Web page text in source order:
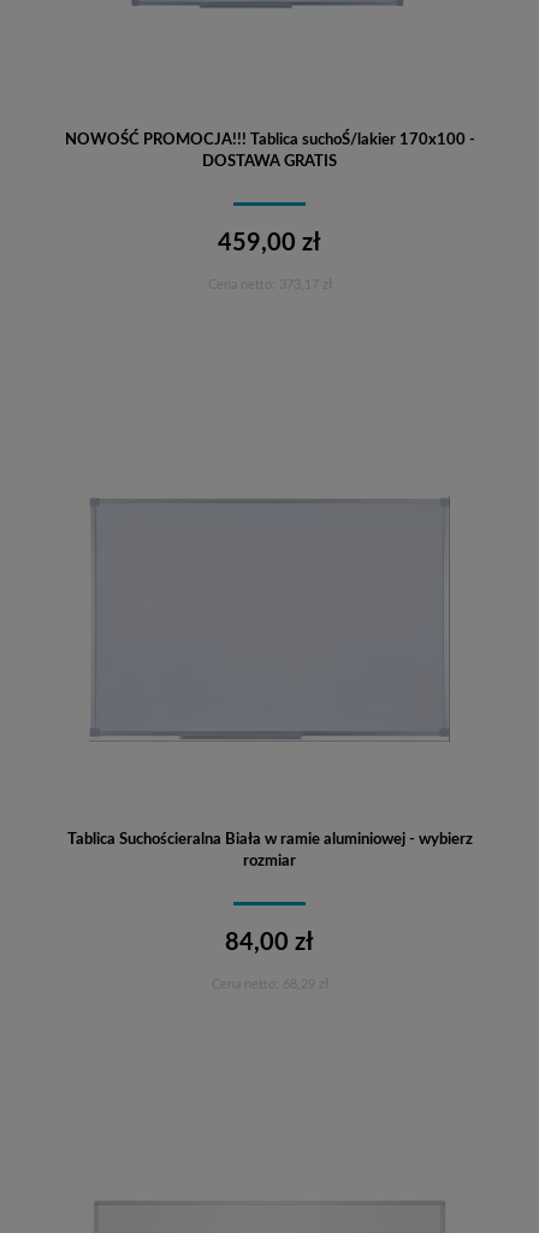
NOWOŚĆ PROMOCJA!!! Tablica suchoŚ/lakier 170x100 -
DOSTAWA GRATIS
459,00 zł
373,17 zł
Tablica Suchościeralna Biała w ramie aluminiowej - wybierz
rozmiar
84,00 zł
68,29 zł